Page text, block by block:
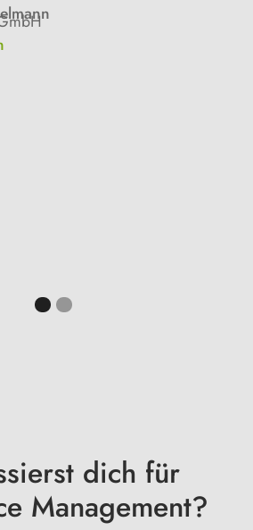
dich für
Management?